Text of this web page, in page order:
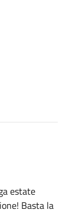
estate
Basta la